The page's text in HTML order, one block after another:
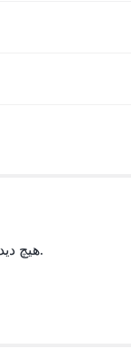
هیچ دیدگاهی برای این محصول نوشته نشده است.